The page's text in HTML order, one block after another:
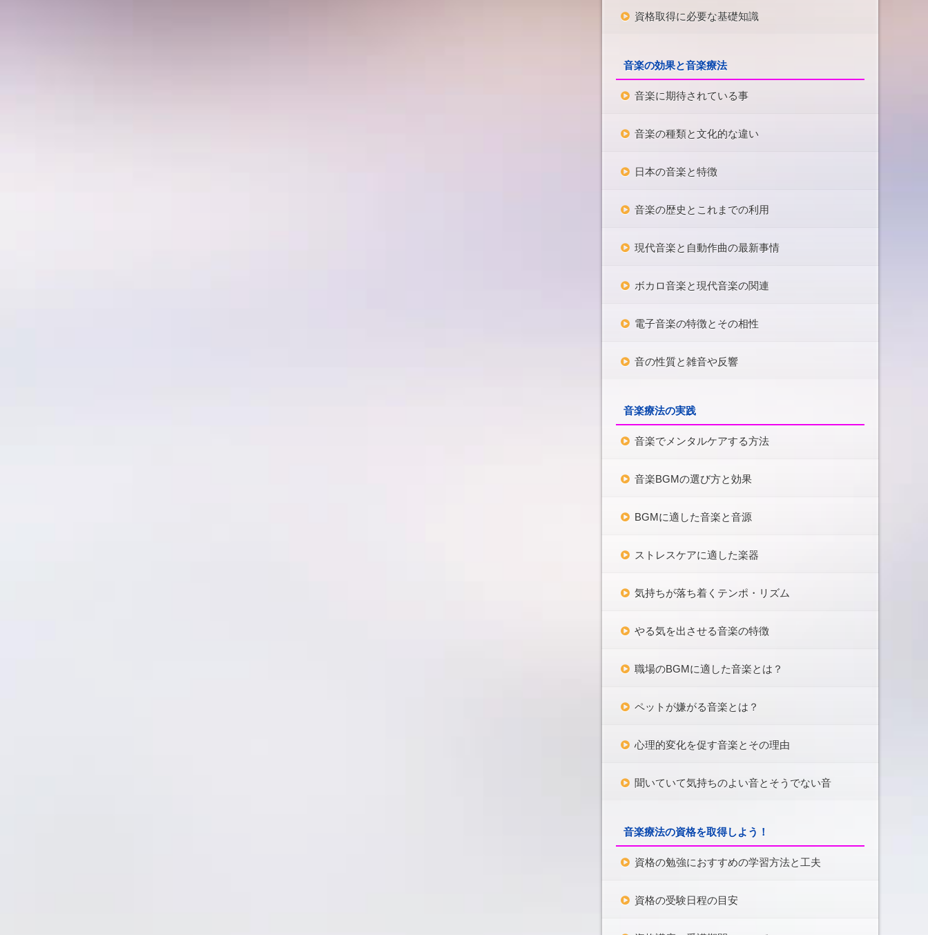
資格取得に必要な基礎知識
音楽の効果と音楽療法
音楽に期待されている事
音楽の種類と文化的な違い
日本の音楽と特徴
音楽の歴史とこれまでの利用
現代音楽と自動作曲の最新事情
ボカロ音楽と現代音楽の関連
電子音楽の特徴とその相性
音の性質と雑音や反響
音楽療法の実践
音楽でメンタルケアする方法
音楽BGMの選び方と効果
BGMに適した音楽と音源
ストレスケアに適した楽器
気持ちが落ち着くテンポ・リズム
やる気を出させる音楽の特徴
職場のBGMに適した音楽とは？
ペットが嫌がる音楽とは？
心理的変化を促す音楽とその理由
聞いていて気持ちのよい音とそうでない音
音楽療法の資格を取得しよう！
資格の勉強におすすめの学習方法と工夫
資格の受験日程の目安